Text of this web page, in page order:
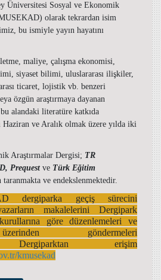
Üniversitesi Sosyal ve Ekonomik
olarak tekrardan isim
bu ismiyle yayın hayatını
maliye, çalışma ekonomisi,
siyaset bilimi, uluslararası ilişkiler,
ticaret, lojistik vb. benzeri
özgün araştırmaya dayanan
alandaki literatüre katkıda
Haziran ve Aralık olmak üzere yılda iki
Araştırmalar Dergisi; TR
Prequestve Türk Eğitim
taranmakta ve endekslenmektedir.
dergiparka geçiş sürecini
makalelerini Dergipark
göre düzenlemeleri ve
göndermeleri
Dergiparktan erişim
kmusekad